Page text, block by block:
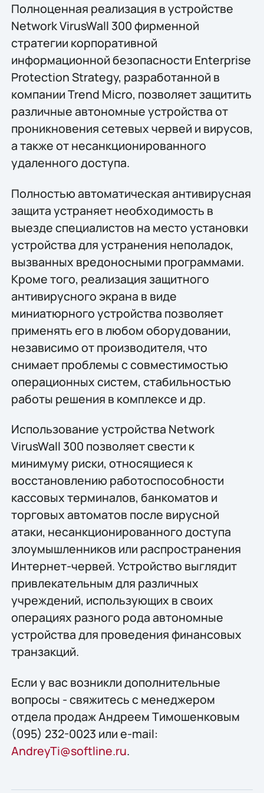
Полноценная реализация в устройстве
Network VirusWall 300 фирменной
стратегии корпоративной
информационной безопасности Enterprise
Protection Strategy, разработанной в
компании Trend Micro, позволяет защитить
различные автономные устройства от
проникновения сетевых червей и вирусов,
а также от несанкционированного
удаленного доступа.
Полностью автоматическая антивирусная
защита устраняет необходимость в
выезде специалистов на место установки
устройства для устранения неполадок,
вызванных вредоносными программами.
Кроме того, реализация защитного
антивирусного экрана в виде
миниатюрного устройства позволяет
применять его в любом оборудовании,
независимо от производителя, что
снимает проблемы с совместимостью
операционных систем, стабильностью
работы решения в комплексе и др.
Использование устройства Network
VirusWall 300 позволяет свести к
минимуму риски, относящиеся к
восстановлению работоспособности
кассовых терминалов, банкоматов и
торговых автоматов после вирусной
атаки, несанкционированного доступа
злоумышленников или распространения
Интернет-червей. Устройство выглядит
привлекательным для различных
учреждений, использующих в своих
операциях разного рода автономные
устройства для проведения финансовых
транзакций.
Если у вас возникли дополнительные
вопросы - свяжитесь с менеджером
отдела продаж Андреем Тимошенковым
(095) 232-0023 или e-mail:
AndreyTi@softline.ru.